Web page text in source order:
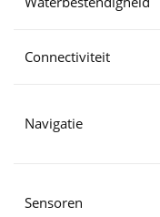
Connectiviteit
Navigatie
Sensoren